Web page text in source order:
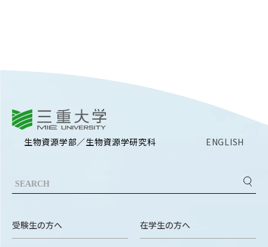
CENTERS
附属教育研究施設
FACULTY
生物資源学部／生物資源学研究科 ENGLISH
受験生の方へ 在学生の方へ